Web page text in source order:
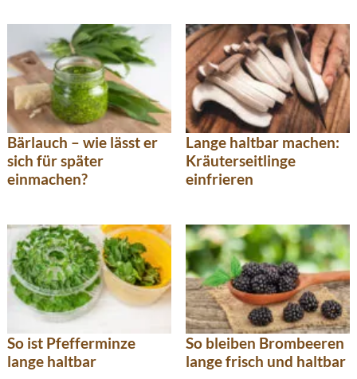
Bärlauch – wie lässt er
sich für später
einmachen?
Lange haltbar machen:
Kräuterseitlinge
einfrieren
So ist Pfefferminze
lange haltbar
So bleiben Brombeeren
lange frisch und haltbar